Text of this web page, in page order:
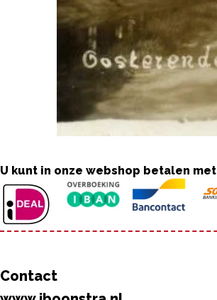
U kunt in onze webshop betalen met
Contact